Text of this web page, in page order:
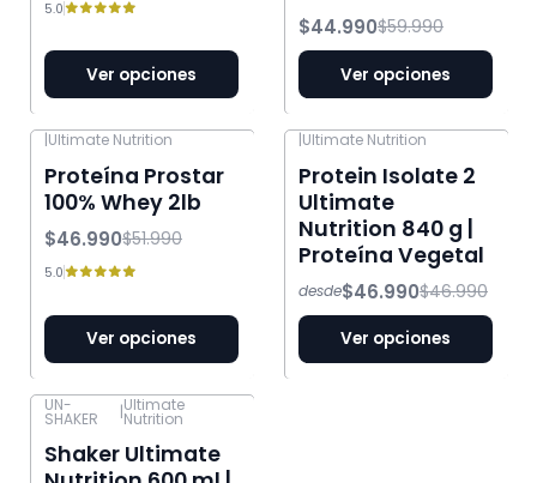
5.0
Ver opciones
$44.990$59.990
Ver opciones
|Ultimate Nutrition
Proteína Prostar
100% Whey 2lb
$46.990$51.990
5.0
Ver opciones
|Ultimate Nutrition
Protein Isolate 2
Ultimate
Nutrition 840 g |
Proteína Vegetal
desde$46.990$46.990
Ver opciones
UN-
SHAKER |Ultimate
Nutrition
Shaker Ultimate